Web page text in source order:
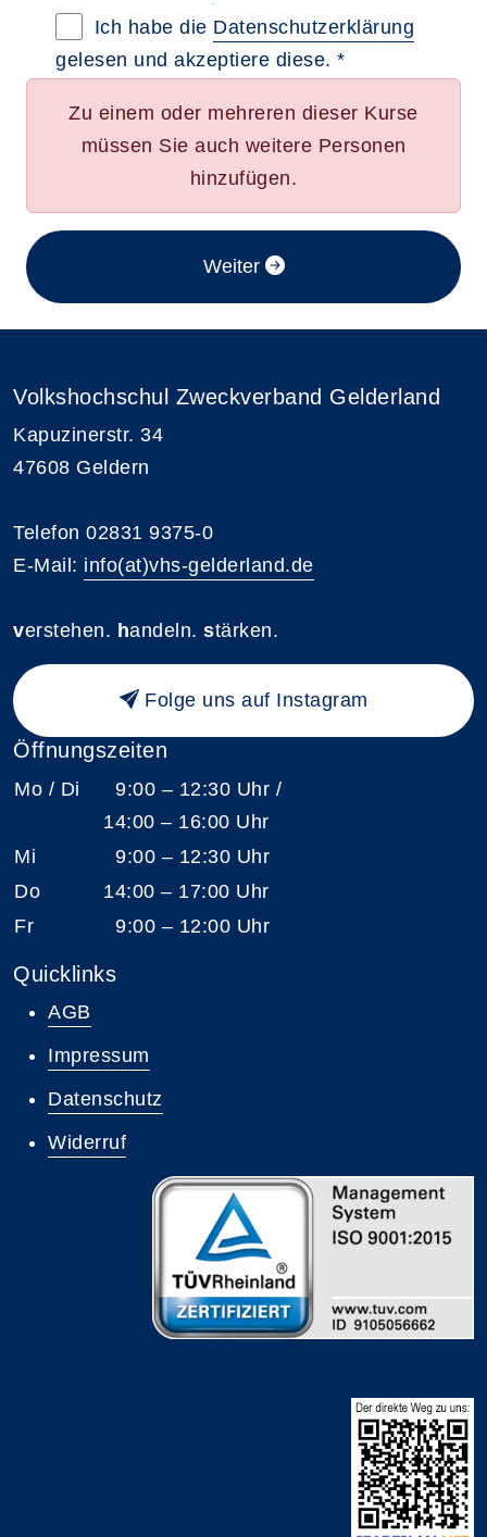
Datenschutzerklärung im neuen
Ich habe die Datenschutzerklärung
gelesen und akzeptiere diese. *
Zu einem oder mehreren dieser Kurse
müssen Sie auch weitere Personen
hinzufügen.
Weiter im Anmeldeverfahren
Volkshochschul Zweckverband Gelderland
Kapuzinerstr. 34
47608 Geldern
Telefon 02831 9375-0
E-Mail: info(at)vhs-gelderland.de
verstehen. handeln. stärken.
Folge uns auf Instagram
Öffnungszeiten
Mo / Di
9:00 – 12:30 Uhr /
14:00 – 16:00 Uhr
Mi
9:00 – 12:30 Uhr
Do
14:00 – 17:00 Uhr
Fr
9:00 – 12:00 Uhr
Quicklinks
AGB
Impressum
Datenschutz
Widerruf